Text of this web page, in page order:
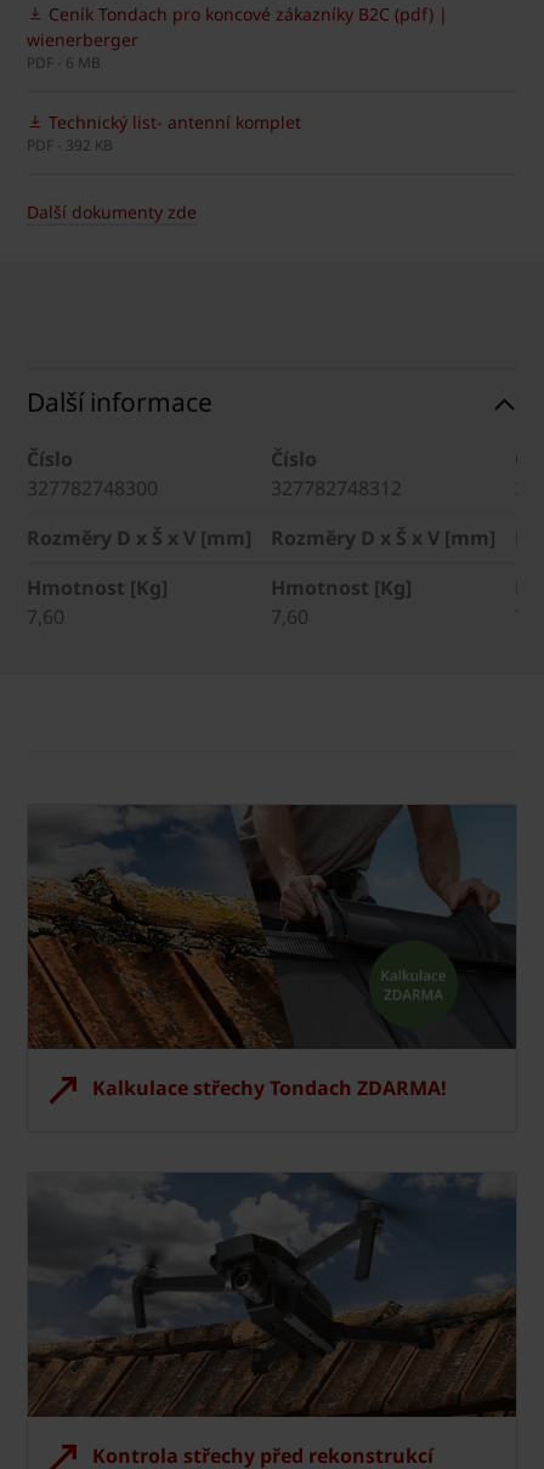
Ceník Tondach pro koncové zákazníky B2C (pdf) |
wienerberger
PDF - 6 MB
Technický list- antenní komplet
PDF - 392 KB
Další dokumenty zde
Další informace
Číslo
327782748300
Číslo
327782748312
Rozměry D x Š x V [mm]
Rozměry D x Š x V [mm]
Hmotnost [Kg]
7,60
Hmotnost [Kg]
7,60
Kalkulace střechy Tondach ZDARMA!
Kontrola střechy před rekonstrukcí